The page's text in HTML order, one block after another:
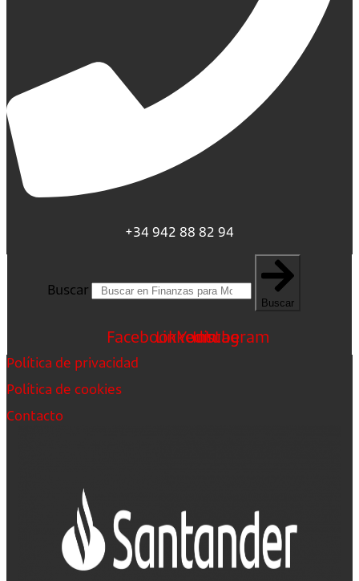
+34 942 88 82 94
Buscar
Buscar
FacebookLinkedin
Youtube
Instagram
Política de privacidad
Política de cookies
Contacto